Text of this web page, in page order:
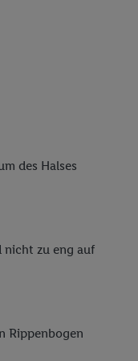
des Halses
nicht zu eng auf
Rippenbogen